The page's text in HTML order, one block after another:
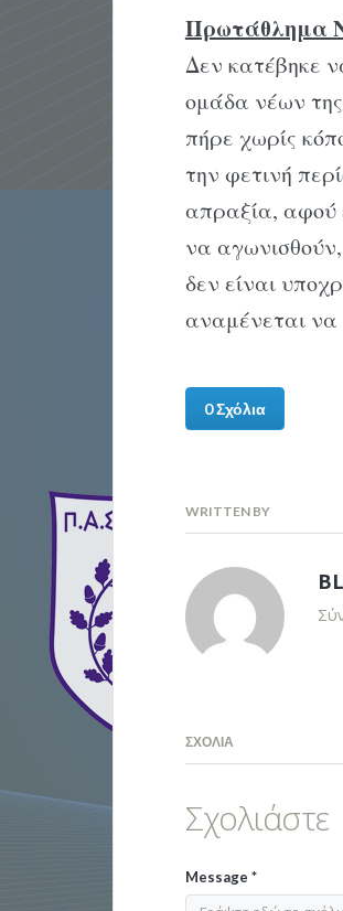
Πρωτάθλημα
Δεν κατέβηκε
ομάδα νέων
πήρε χωρίς
την φετινή
απραξία, αφού
να
δεν είναι
αναμένεται να
0 Σχόλια
WRITTEN BY
ΣΧΌΛΙΑ
Σχολιάστε
Message *